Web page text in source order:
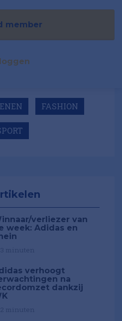
member
FASHION
verliezer van
week: Adidas en
verhoogt
na
dankzij